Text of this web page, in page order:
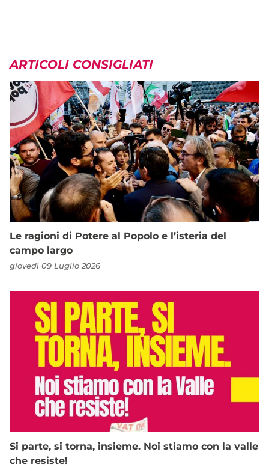
ARTICOLI CONSIGLIATI
Le ragioni di Potere al Popolo e l’isteria del
campo largo
giovedì 09 Luglio 2026
Si parte, si torna, insieme. Noi stiamo con la valle
che resiste!